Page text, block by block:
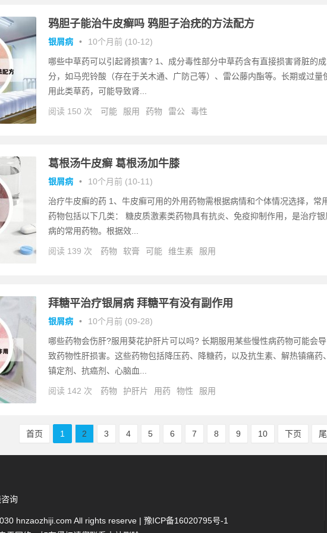
鸦胆子能治牛皮癣吗 鸦胆子治疣的方法配方
银屑病 • 10个月前 (10-12)
哪些中草药可以引起肾损害? 1、成分毒性部分中草药含有直接损害肾脏的成
分，如马兜铃酸（存在于关木通、广防己等）、雷公藤内酯等。长期或过量
用此类草药，可能导致肾...
阅读 150 次 可能 服用 药物 雷公 毒性
葛根汤牛皮癣 葛根汤加牛膝
银屑病 • 10个月前 (10-11)
治疗牛皮癣的药 1、牛皮癣可用的外用药物需根据病情和个体情况选择，常
药物包括以下几类： 糖皮质激素类药物具有抗炎、免疫抑制作用，是治疗银
病的常用药物。根据效...
阅读 139 次 药物 软膏 可能 维生素 服用
拜糖平治疗银屑病 拜糖平有没有副作用
银屑病 • 10个月前 (09-28)
哪些药物会伤肝?服用葵花护肝片可以吗? 长期服用某些慢性病药物可能会导
致药物性肝损害。这些药物包括降压药、降糖药，以及抗生素、解热镇痛药、
镇定剂、抗癌剂、心脑血...
阅读 142 次 药物 护肝片 用药 物性 服用
首页 1 2 3 4 5 6 7 8 9 10 下页
询
hnzaozhiji.com All rights reserve | 豫ICP备16020795号-1